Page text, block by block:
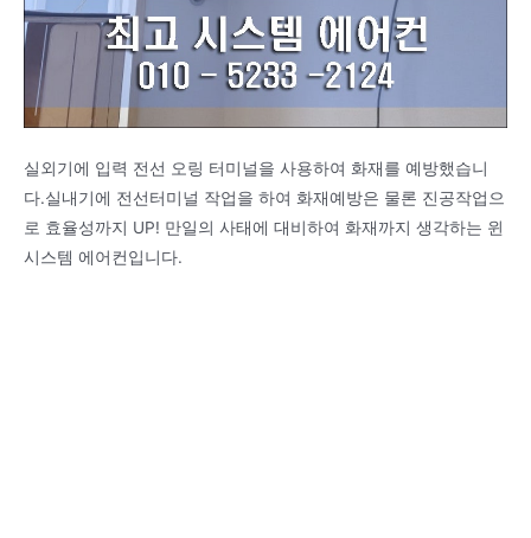
실외기에 입력 전선 오링 터미널을 사용하여 화재를 예방했습니
다.실내기에 전선터미널 작업을 하여 화재예방은 물론 진공작업으
로 효율성까지 UP! 만일의 사태에 대비하여 화재까지 생각하는 윈
시스템 에어컨입니다.